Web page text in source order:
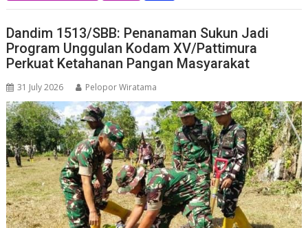
Dandim 1513/SBB: Penanaman Sukun Jadi
Program Unggulan Kodam XV/Pattimura
Perkuat Ketahanan Pangan Masyarakat
31 July 2026 Pelopor Wiratama